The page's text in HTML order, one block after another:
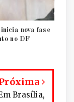
nova fase
no DF
Brasília,